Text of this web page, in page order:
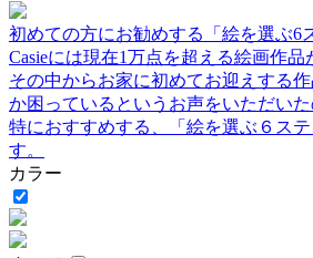
初めての方にお勧めする「絵を選ぶ6
Casieには現在1万点を超える絵画作品
その中からお家に初めてお迎えする
か困っているというお声をいただい
特におすすめする、「絵を選ぶ６ス
す。
カラー